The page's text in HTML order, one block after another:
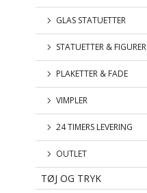
GLAS STATUETTER
STATUETTER & FIGURER
PLAKETTER & FADE
VIMPLER
24 TIMERS LEVERING
OUTLET
TØJ OG TRYK